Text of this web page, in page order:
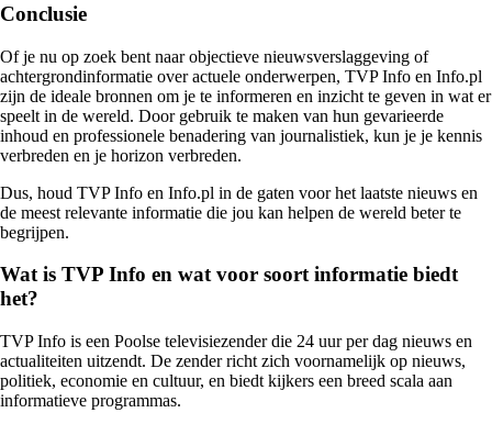
Conclusie
Of je nu op zoek bent naar objectieve nieuwsverslaggeving of
achtergrondinformatie over actuele onderwerpen, TVP Info en Info.pl
zijn de ideale bronnen om je te informeren en inzicht te geven in wat er
speelt in de wereld. Door gebruik te maken van hun gevarieerde
inhoud en professionele benadering van journalistiek, kun je je kennis
verbreden en je horizon verbreden.
Dus, houd TVP Info en Info.pl in de gaten voor het laatste nieuws en
de meest relevante informatie die jou kan helpen de wereld beter te
begrijpen.
Wat is TVP Info en wat voor soort informatie biedt
het?
TVP Info is een Poolse televisiezender die 24 uur per dag nieuws en
actualiteiten uitzendt. De zender richt zich voornamelijk op nieuws,
politiek, economie en cultuur, en biedt kijkers een breed scala aan
informatieve programmas.